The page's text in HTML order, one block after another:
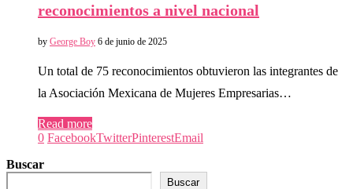
reconocimientos a nivel nacional
by George Boy 6 de junio de 2025
Un total de 75 reconocimientos obtuvieron las integrantes de
la Asociación Mexicana de Mujeres Empresarias…
Read more
0 FacebookTwitterPinterestEmail
Buscar
Buscar